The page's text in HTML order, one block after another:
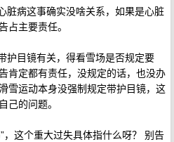
脏病这事确实没啥关系，如果是心脏
占主要责任。
护目镜有关，得看雪场是否规定要
肯定都有责任，没规定的话，也没办
雪运动本身没强制规定带护目镜，这
己的问题。
，这个重大过失具体指什么呀？ 别告